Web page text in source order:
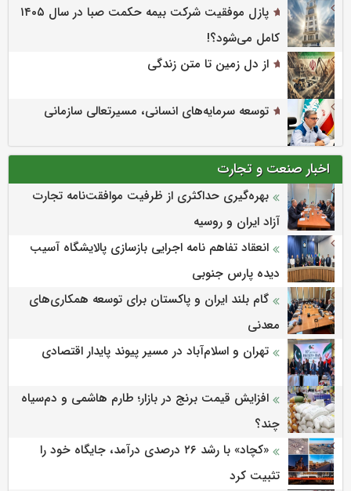
پازل موفقیت شرکت بیمه حکمت صبا در سال ۱۴۰۵
کامل می‌شود؟!
از دل زمین تا متن زندگی
توسعه سرمایه‌های انسانی، مسیرتعالی سازمانی
اخبار صنعت و تجارت
بهره‌گیری حداکثری از ظرفیت موافقت‌نامه تجارت
آزاد ایران و روسیه
انعقاد تفاهم نامه اجرایی بازسازی پالایشگاه آسیب
دیده پارس جنوبی
گام بلند ایران و پاکستان برای توسعه همکاری‌های
معدنی
تهران و اسلام‌آباد در مسیر پیوند پایدار اقتصادی
افزایش قیمت برنج در بازار؛ طارم هاشمی و دم‌سیاه
چند؟
«کچاد» با رشد ۲۶ درصدی درآمد، جایگاه خود را
تثبیت کرد